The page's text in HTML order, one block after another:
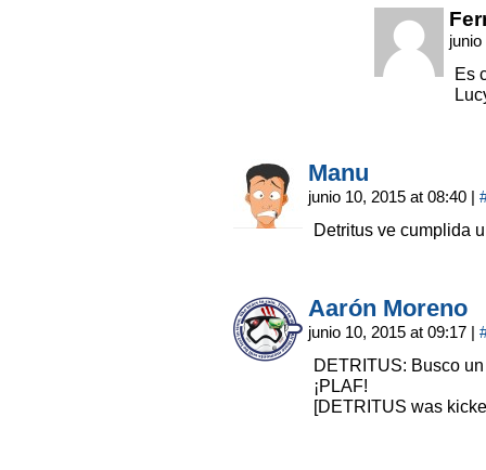
Es
Manu
junio 10, 2015 at 08:40 |
Detritus ve cumplida
Aarón Moreno
junio 10, 2015 at 09:17 |
DETRITUS: Busco
¡PLAF!
[DETRITUS was